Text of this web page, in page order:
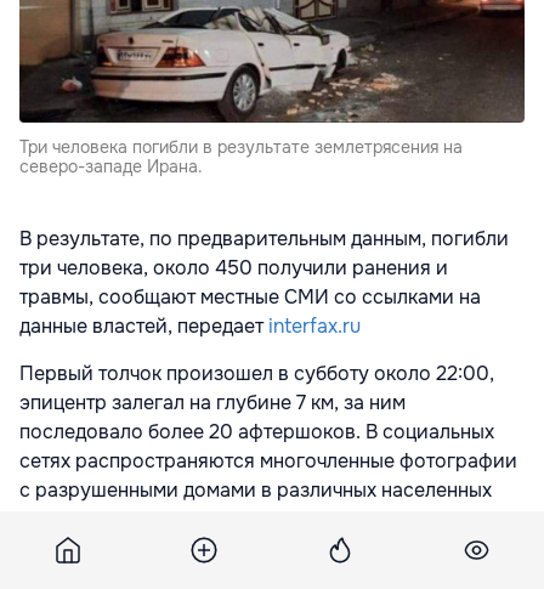
Три человека погибли в результате землетрясения на
северо-западе Ирана.
В результате, по предварительным данным, погибли
три человека, около 450 получили ранения и
травмы, сообщают местные СМИ со ссылками на
данные властей, передаетinterfax.ru
Первый толчок произошел в субботу около 22:00,
эпицентр залегал на глубине 7 км, за ним
последовало более 20 афтершоков. В социальных
сетях распространяются многочленные фотографии
с разрушенными домами в различных населенных
Глава отделения Красного Полумесяца в Западном